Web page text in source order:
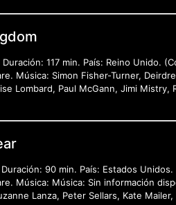
Duración: 117 min. País: Reino Unido.
Música: Simon Fisher-Turner,
Lombard, Paul McGann, Jimi
Duración: 90 min. País: Estados
Música: Música: Sin información
Lanza, Peter Sellars, Kate